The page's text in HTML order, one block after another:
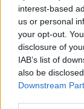
interest-based
us or personal
your opt-out.
disclosure of
IAB’s list of
also be
Downstream
įvardijo
variklį miestui